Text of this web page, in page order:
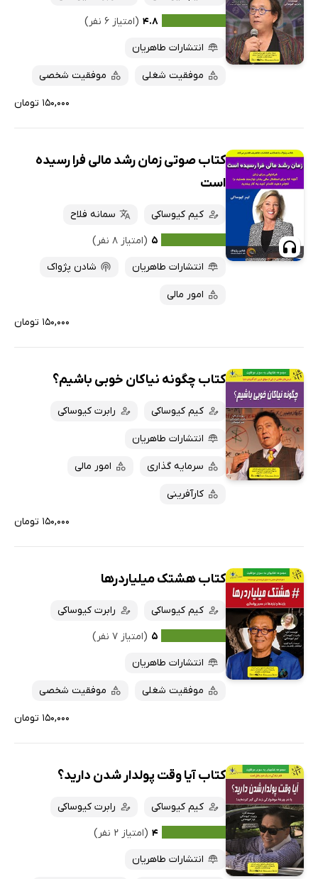
۴.۸ (امتیاز ۶ نفر)
انتشارات طاهریان
موفقیت شغلی موفقیت شخصی
۱۵۰,۰۰۰ تومان
کتاب صوتی زمان رشد مالی فرا رسیده
است
کیم کیوساکی
سمانه فلاح
۵ (امتیاز ۸ نفر)
انتشارات طاهریان
شادن پژواک
امور مالی
۱۵۰,۰۰۰ تومان
کتاب چگونه نیاکان خوبی باشیم؟
کیم کیوساکی رابرت کیوساکی
انتشارات طاهریان
سرمایه گذاری امور مالی
کارآفرینی
۱۵۰,۰۰۰ تومان
کتاب هشتک میلیاردرها
کیم کیوساکی
رابرت کیوساکی
۵ (امتیاز ۷ نفر)
انتشارات طاهریان
موفقیت شغلی موفقیت شخصی
۱۵۰,۰۰۰ تومان
کتاب آیا وقت پولدار شدن دارید؟
کیم کیوساکی
رابرت کیوساکی
۴ (امتیاز ۲ نفر)
انتشارات طاهریان